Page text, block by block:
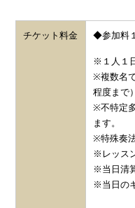
チケット料金 ◆参加料
※１人１
※複数名
程度まで）
※不特定
ます。
※特殊奏
※レッス
※当日清
※当日の